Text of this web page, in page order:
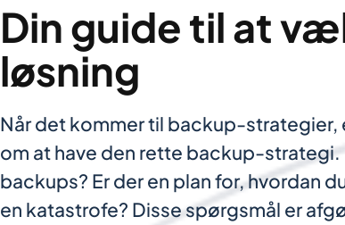
Din guide til at
løsning
Når det kommer til backup-strategier,
om at have den rette backup-
backups? Er der en plan for, hvordan
en katastrofe? Disse spørgsmål er